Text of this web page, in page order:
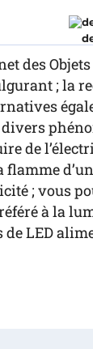
des
; la
de
; vous
à la
LED